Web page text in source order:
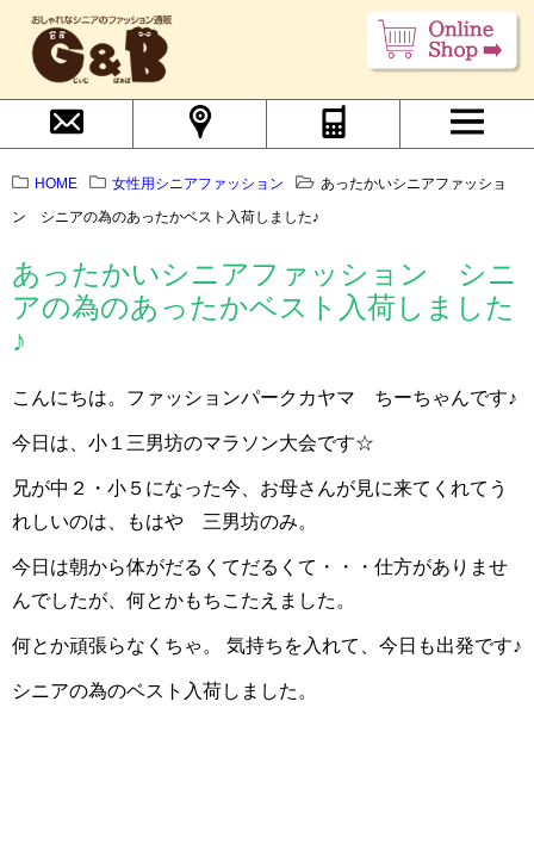
HOME 女性用シニアファッション
あったかいシニアファッショ
ン シニアの為のあったかベスト入荷しました♪
あったかいシニアファッション シニ
アの為のあったかベスト入荷しました
♪
こんにちは。ファッションパークカヤマ ちーちゃんです♪
今日は、小１三男坊のマラソン大会です☆
兄が中２・小５になった今、お母さんが見に来てくれてう
れしいのは、もはや 三男坊のみ。
今日は朝から体がだるくてだるくて・・・仕方がありませ
んでしたが、何とかもちこたえました。
何とか頑張らなくちゃ。 気持ちを入れて、今日も出発です♪
シニアの為のベスト入荷しました。